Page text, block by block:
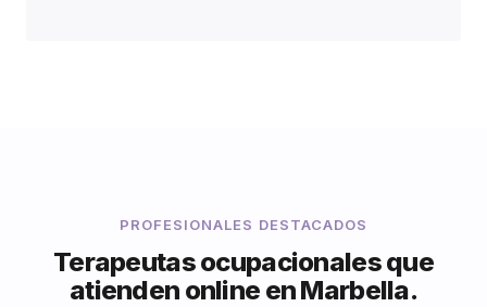
PROFESIONALES DESTACADOS
Terapeutas ocupacionales que
atienden online en Marbella.